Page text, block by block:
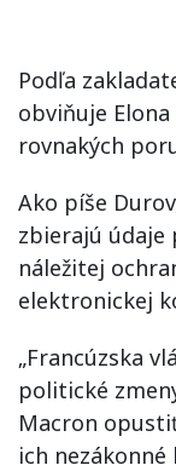
Podľa
obviňuje
rovnakých
Ako píše
zbierajú údaje
náležitej
elektronickej
„Francúzska
politické
Macron
ich